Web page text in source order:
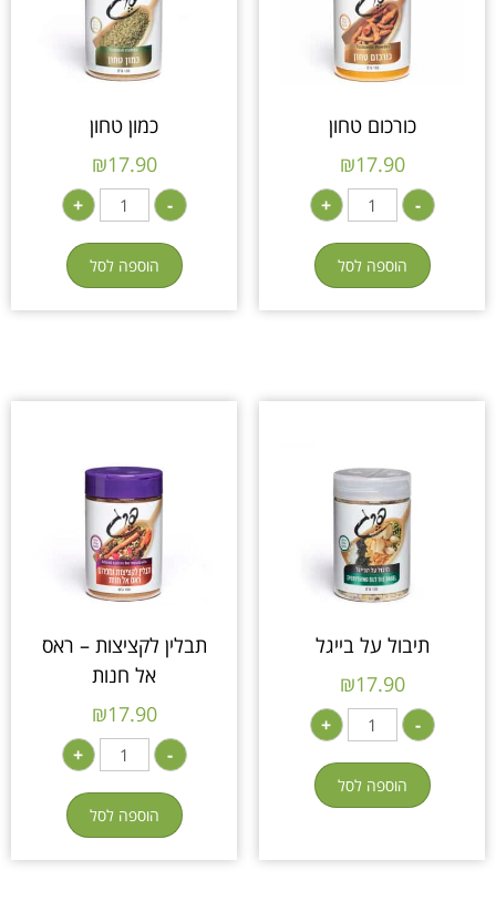
כורכום טחון
₪17.90
-
+
הוספה לסל
כמון טחון
₪17.90
-
+
הוספה לסל
תיבול על בייגל
₪17.90
-
+
הוספה לסל
תבלין לקציצות – ראס
אל חנות
₪17.90
-
+
הוספה לסל